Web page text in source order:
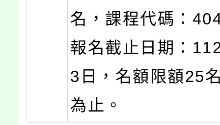
名，課程代碼：
報名截止日期：
3日，名額限額25
為止。